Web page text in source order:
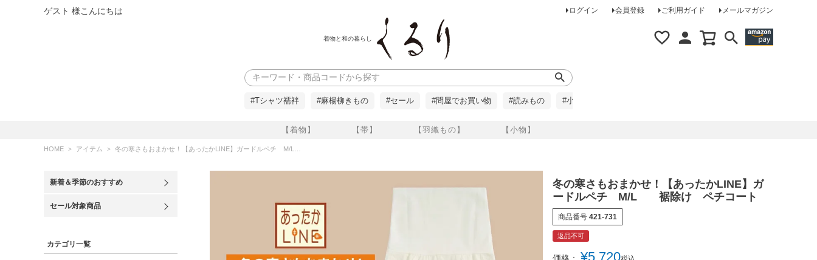
ゲスト 様こんにちは ログイン 会員登録 ご利用ガイド メールマガジン
着物と和の暮らし
【着物】 【帯】 【羽織もの】 【小物】
検索
#Tシャツ襦袢 #麻楊柳きもの #セール #問屋でお買い物 #読みもの #小柄な方に
HOME アイテム 冬の寒さもおまかせ！【あったかLINE】ガードルペチ M/L 裾除け ペチコート
新着＆季節のおすすめ
セール対象商品
カテゴリ一覧
冬の寒さもおまかせ！【あったかLINE】ガ
ードルペチ M/L 裾除け ペチコート
商品番号 421-731
返品不可
¥5,720